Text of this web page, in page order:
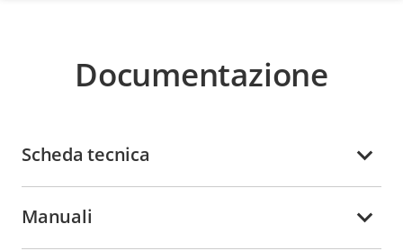
Documentazione
Scheda tecnica
Manuali